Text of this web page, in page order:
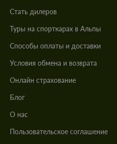
Стать дилеров
Туры на спорткарах в Альпы
Cпособы оплаты и доставки
Условия обмена и возврата
Онлайн страхование
Блог
О нас
Пользовательское соглашение